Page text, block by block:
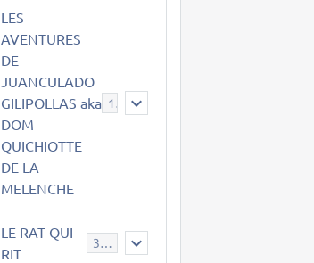
LES
AVENTURES
DE
JUANCULADO
GILIPOLLAS aka
DOM
QUICHIOTTE
DE LA
MELENCHE
119
LE RAT QUI
RIT
395